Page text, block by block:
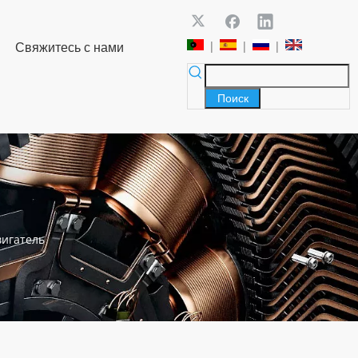
Свяжитесь с нами | | |
Поиск